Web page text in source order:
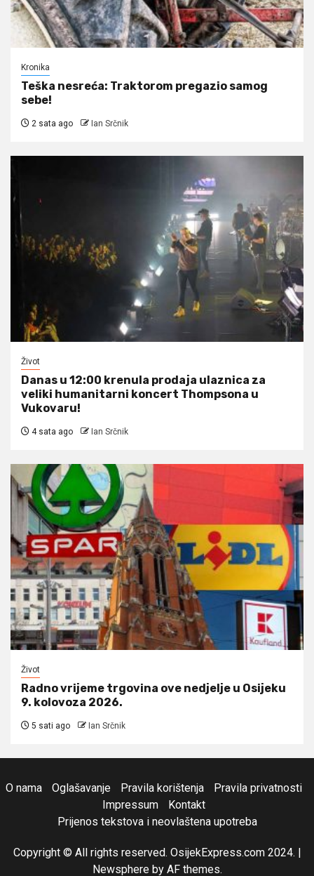
Kronika
Teška nesreća: Traktorom pregazio samog
sebe!
2 sata ago Ian Srčnik
Život
Danas u 12:00 krenula prodaja ulaznica za
veliki humanitarni koncert Thompsona u
Vukovaru!
4 sata ago Ian Srčnik
Život
Radno vrijeme trgovina ove nedjelje u Osijeku
9. kolovoza 2026.
5 sati ago Ian Srčnik
O nama Oglašavanje Pravila korištenja
Pravila privatnosti
Impressum
Kontakt
Prijenos tekstova i neovlaštena upotreba
Copyright © All rights reserved. OsijekExpress.com 2024.
Newsphereby AF themes.